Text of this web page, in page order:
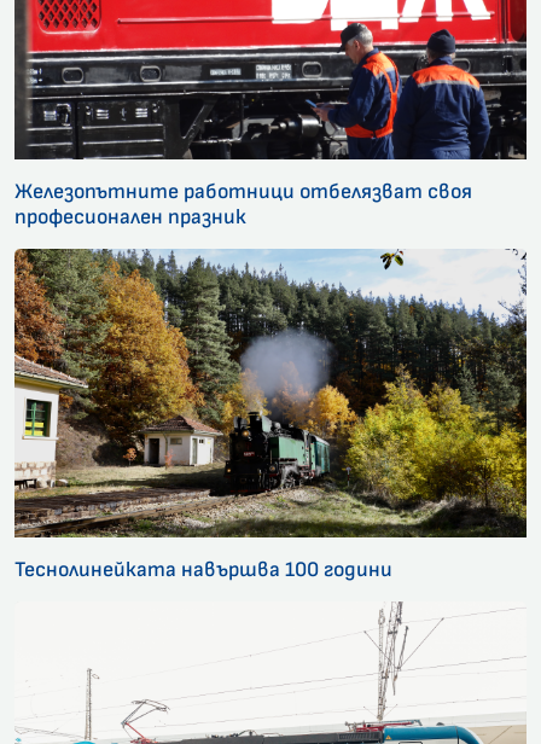
Железопътните работници отбелязват своя
професионален празник
Теснолинейката навършва 100 години